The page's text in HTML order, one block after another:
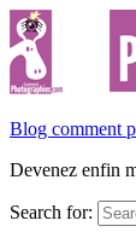
Blog comment
Devenez enfin
Search for: